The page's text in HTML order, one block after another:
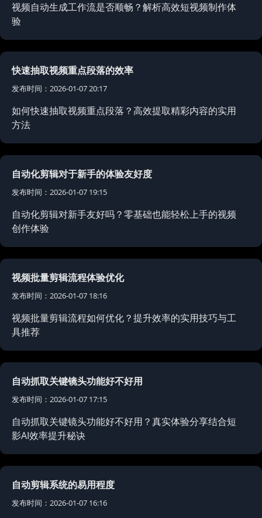
视频自动生成工作流是否顺畅？解析高效短视频制作体
验
快速抽取视频重点段落的效率
发布时间：2026-01-07 20:17
如何快速抽取视频重点段落？高效提取精彩内容的实用
方法
自动化剪辑对于新手的体验友好度
发布时间：2026-01-07 19:15
自动化剪辑对新手友好吗？零基础也能轻松上手的视频
创作体验
视频批量剪辑流程体验优化
发布时间：2026-01-07 18:16
视频批量剪辑流程如何优化？提升效率的实用技巧与工
具推荐
自动抓取关键镜头功能好不好用
发布时间：2026-01-07 17:15
自动抓取关键镜头功能好不好用？真实体验分享结合短
影AI效率提升秘诀
自动剪辑系统的易用程度
发布时间：2026-01-07 16:16